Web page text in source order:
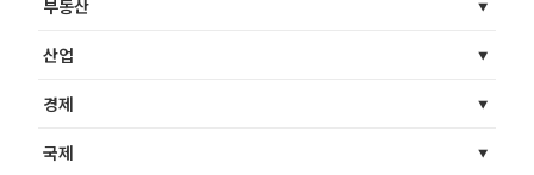
부동산
산업
경제
국제